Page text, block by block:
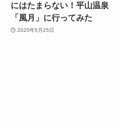
にはたまらない！平山温泉
「風月」に行ってみた
2020年5月25日